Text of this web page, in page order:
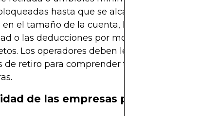
hasta que se alcancen ciertos hitos.
el tamaño de la cuenta, las penalizaciones
o las deducciones por mora también afectan
Los operadores deben leer atentamente
de retiro para comprender todas las
de las empresas propias